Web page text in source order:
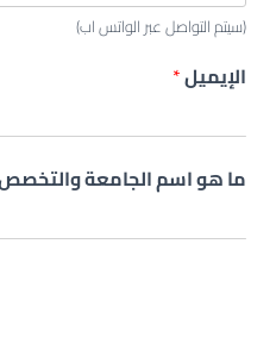
(سيتم التواصل عبر الواتس اب)
الإيميل*
ما هو اسم الجامعة